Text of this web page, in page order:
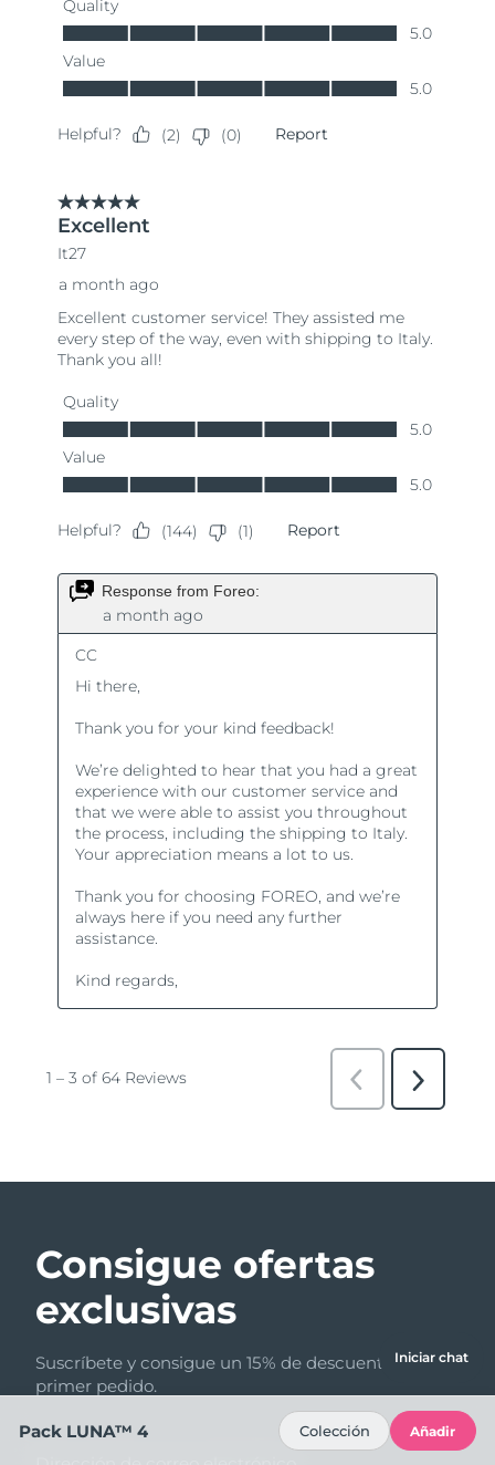
Consigue ofertas
exclusivas
Suscríbete y consigue un 15% de descuento en tu
primer pedido.
Iniciar chat
Pack LUNA™ 4 Colección Añadir